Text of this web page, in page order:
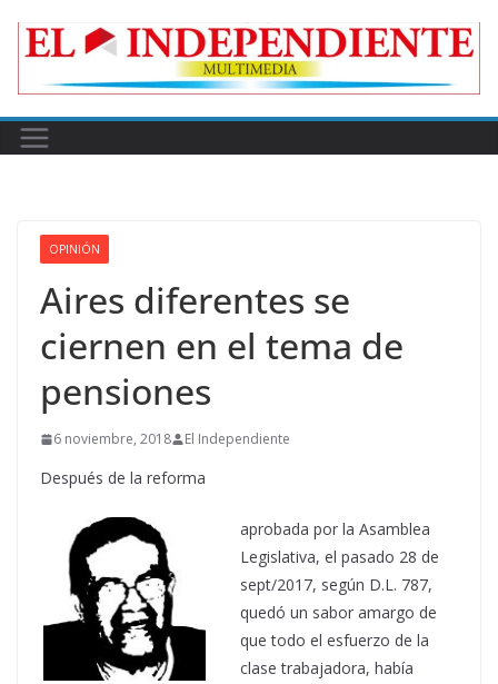
OPINIÓN
Aires diferentes se
ciernen en el tema de
pensiones
6 noviembre, 2018 El Independiente
Después de la reforma
aprobada por la Asamblea
Legislativa, el pasado 28 de
sept/2017, según D.L. 787,
quedó un sabor amargo de
que todo el esfuerzo de la
clase trabajadora, había